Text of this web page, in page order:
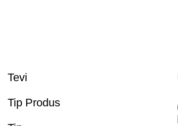
Tevi
Tip Produs